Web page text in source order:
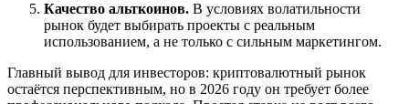
Качество альткоинов. В условиях волатильности
рынок будет выбирать проекты с реальным
использованием, а не только с сильным маркетингом.
Главный вывод для инвесторов: криптовалютный рынок
остаётся перспективным, но в 2026 году он требует более